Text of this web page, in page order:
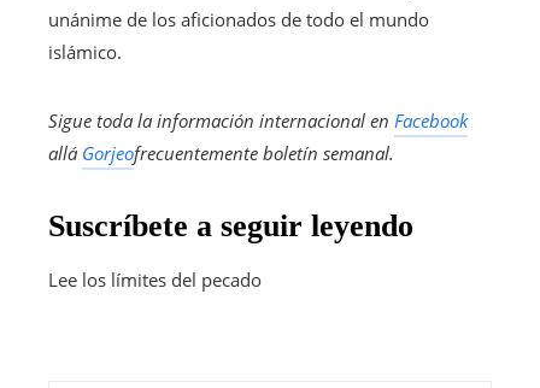
unánime de los aficionados de todo el mundo
islámico.
Sigue toda la información internacional en Facebook
allá Gorjeofrecuentemente boletín semanal.
Suscríbete a seguir leyendo
Lee los límites del pecado